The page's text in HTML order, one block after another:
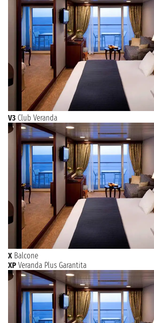
V3 Club Veranda
X Balcone
XP Veranda Plus Garantita